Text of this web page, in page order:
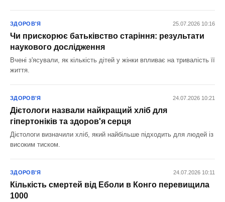
ЗДОРОВ'Я 25.07.2026 10:16
Чи прискорює батьківство старіння: результати
наукового дослідження
Вчені з'ясували, як кількість дітей у жінки впливає на тривалість її
життя.
ЗДОРОВ'Я 24.07.2026 10:21
Дієтологи назвали найкращий хліб для
гіпертоніків та здоров'я серця
Дієтологи визначили хліб, який найбільше підходить для людей із
високим тиском.
ЗДОРОВ'Я 24.07.2026 10:11
Кількість смертей від Еболи в Конго перевищила
1000